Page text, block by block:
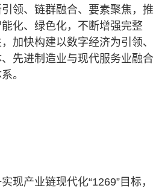
领、链群融合、要素聚焦，推
化、绿色化，不断增强完整
加快构建以数字经济为引领、
先进制造业与现代服务业融合
。
现产业链现代化“1269”目标，